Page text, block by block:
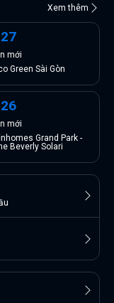
Xem thêm
27
mới
Green Sài Gòn
26
mới
Grand Park -
Beverly Solari